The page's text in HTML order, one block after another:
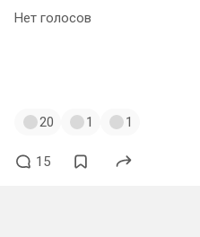
Нет голосов
20 1 1
15